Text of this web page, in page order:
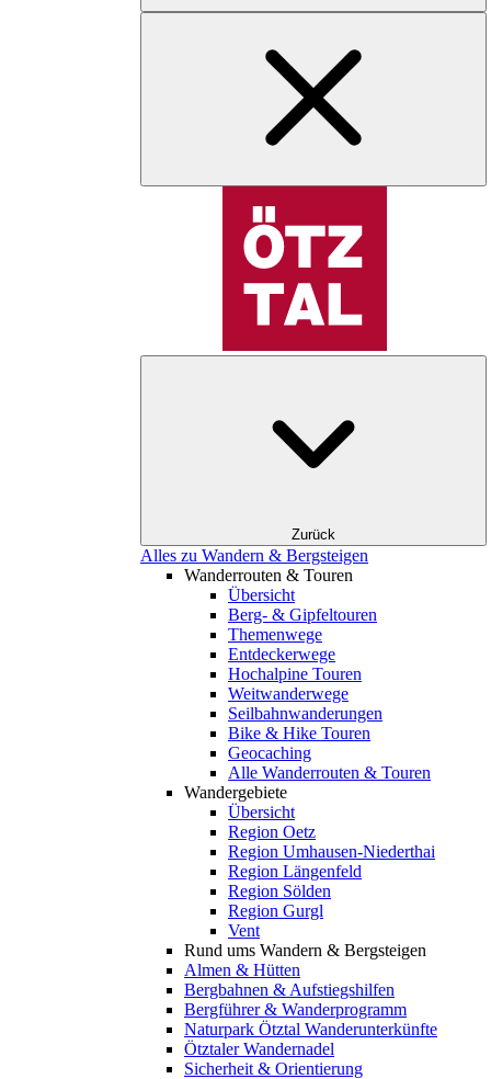
Zurück
Alles zu Wandern & Bergsteigen
Wanderrouten & Touren
Übersicht
Berg- & Gipfeltouren
Themenwege
Entdeckerwege
Hochalpine Touren
Weitwanderwege
Seilbahnwanderungen
Bike & Hike Touren
Geocaching
Alle Wanderrouten & Touren
Wandergebiete
Übersicht
Region Oetz
Region Umhausen-Niederthai
Region Längenfeld
Region Sölden
Region Gurgl
Vent
Rund ums Wandern & Bergsteigen
Almen & Hütten
Bergbahnen & Aufstiegshilfen
Bergführer & Wanderprogramm
Naturpark Ötztal Wanderunterkünfte
Ötztaler Wandernadel
Sicherheit & Orientierung